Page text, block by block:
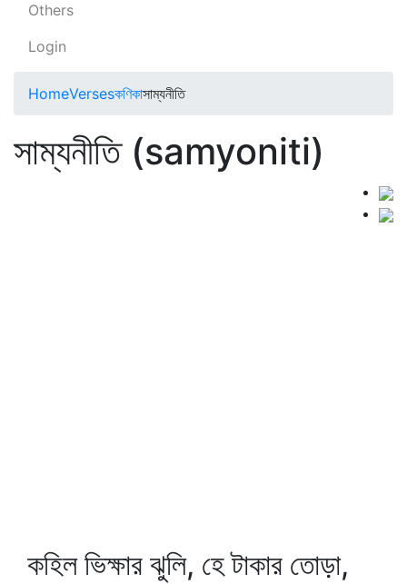
Others
Login
HomeVersesকণিকাসাম্যনীতি
সাম্যনীতি (samyoniti)
কহিল ভিক্ষার ঝুলি, হে টাকার তোড়া,